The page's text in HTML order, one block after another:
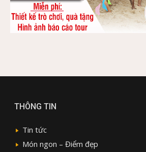
THÔNG TIN
Tin tức
Món ngon – Điểm đẹp